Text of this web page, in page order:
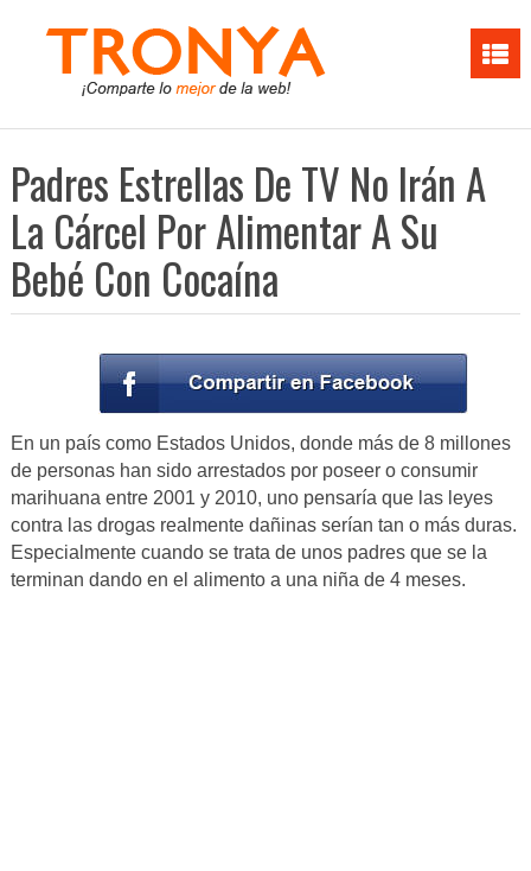
Padres Estrellas De TV No Irán A
La Cárcel Por Alimentar A Su
Bebé Con Cocaína
En un país como Estados Unidos, donde más de 8 millones
de personas han sido arrestados por poseer o consumir
marihuana entre 2001 y 2010, uno pensaría que las leyes
contra las drogas realmente dañinas serían tan o más duras.
Especialmente cuando se trata de unos padres que se la
terminan dando en el alimento a una niña de 4 meses.